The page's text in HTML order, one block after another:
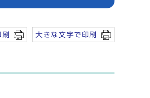
刷 大きな文字で印刷